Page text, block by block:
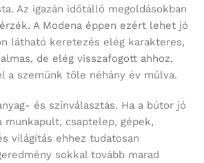
Az igazán időtálló megoldásokban
A Modena éppen ezért lehet jó
látható keretezés elég karakteres,
de elég visszafogott ahhoz,
a szemünk tőle néhány év múlva.
és színválasztás. Ha a bútor jó
munkapult, csaptelep, gépek,
világítás ehhez tudatosan
sokkal tovább marad